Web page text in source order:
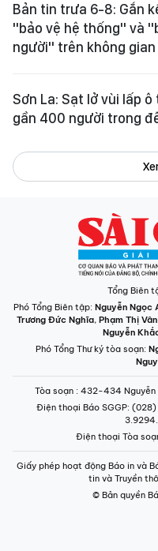
Bản tin trưa 6-8: Gắn
"bảo vệ hệ thống" và
người" trên không gian
Sơn La: Sạt lở vùi lấp ô
gần 400 người trong
Tổng Biên
Phó Tổng Biên tập: Nguyễn Ngọc
Trương Đức Nghĩa, Phạm Thị
Nguyễn
Phó Tổng Thư ký tòa soạn:
Tòa soạn : 432-434 Nguyễn
Điện thoại Báo SGGP:
Điện thoại Tòa
Giấy phép hoạt động Báo in và
tin và Truyền
© Bản quyền